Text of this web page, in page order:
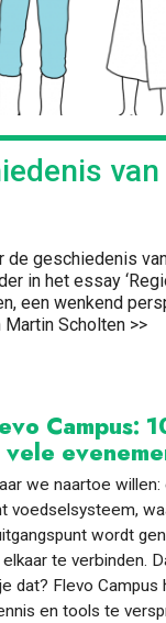
de geschiedenis
in het essay
een wenkend
Scholten >>
Campus:
we naartoe
voedselsysteem,
wordt
te verbinden.
dat? Flevo
en tools te